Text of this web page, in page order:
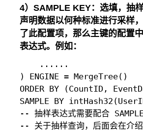
4）SAMPLE KEY：选填，抽
声明数据以何种标准进行采样
了此配置项，那么主键的配置
表达式。例如：
    ......
) ENGINE = MergeTree()
ORDER BY (CountID,
SAMPLE BY
-- 抽样表达式需要配合